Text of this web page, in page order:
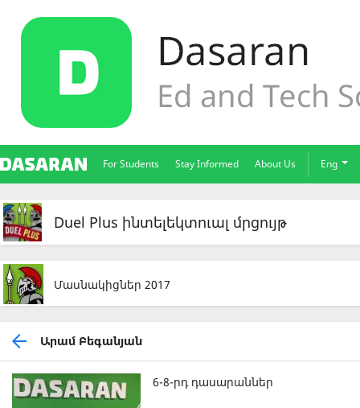
For Students Stay Informed About Us Eng
Duel Plus ինտելեկտուալ մրցույթ
Մասնակիցներ 2017
Արամ Բեգանյան
6-8-րդ դասարաններ